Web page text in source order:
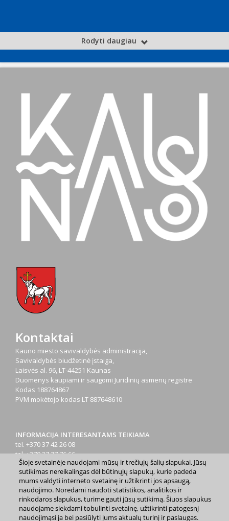
Rodyti daugiau
Kontaktai
Kauno miesto savivaldybės administracija,
Savivaldybės biudžetinė įstaiga,
Laisvės al. 96, LT-44251 Kaunas
Duomenys kaupiami ir saugomi Juridinių asmenų registre
Kodas 188764867
PVM mokėtojo kodas LT 887648610
INFORMACIJA INTERESANTAMS TEIKIAMA
tel. +370 37 42 26 08
tel. +370 37 77 76 66
tel. +370 660 07000
el. p.info@kaunas.lt
Šioje svetainėje naudojami mūsų ir trečiųjų šalių slapukai. Jūsų
sutikimas nereikalingas dėl būtinųjų slapukų, kurie padeda
mums valdyti interneto svetainę ir užtikrinti jos apsaugą,
naudojimo. Norėdami naudoti statistikos, analitikos ir
rinkodaros slapukus, turime gauti jūsų sutikimą. Šiuos slapukus
naudojame siekdami tobulinti svetainę, užtikrinti patogesnį
naudojimąsi ja bei pasiūlyti jums aktualų turinį ir paslaugas.